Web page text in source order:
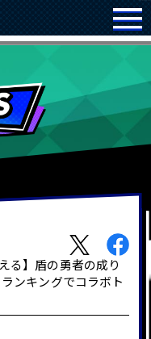
る】盾の勇者の成り
ンキングでコラボト